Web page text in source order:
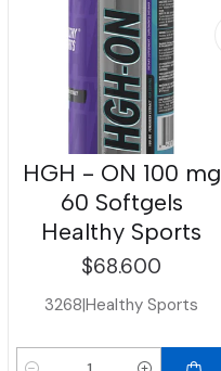
HGH - ON 100 mg
60 Softgels
Healthy Sports
$68.600
3268|Healthy Sports